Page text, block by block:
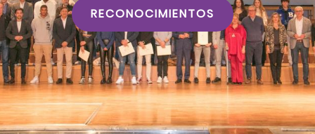
RECONOCIMIENTOS